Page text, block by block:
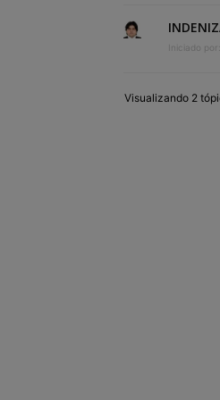
Iniciado por:
Visualizando 2